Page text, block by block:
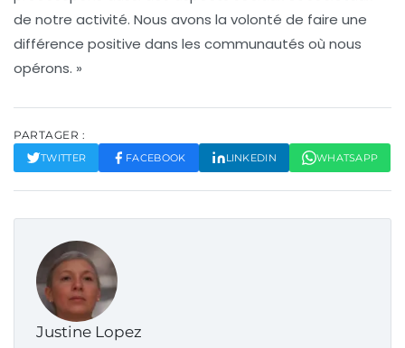
de notre activité. Nous avons la volonté de faire une
différence positive dans les communautés où nous
opérons. »
PARTAGER :
TWITTER FACEBOOK LINKEDIN WHATSAPP
Justine Lopez